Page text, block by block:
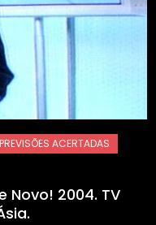
Novo! 2004. TV